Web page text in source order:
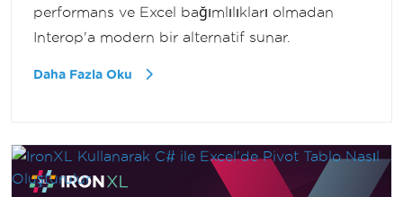
performans ve Excel bağımlılıkları olmadan
Interop'a modern bir alternatif sunar.
Daha Fazla Oku